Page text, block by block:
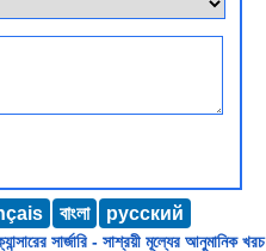
বাংলা русский
সার্জারি - সাশ্রয়ী মূল্যের আনুমানিক খরচ